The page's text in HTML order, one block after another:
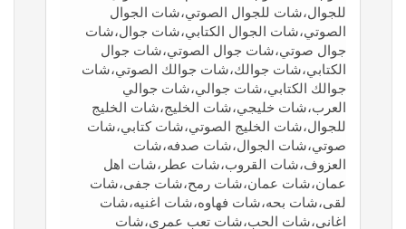
للجوال،شات للجوال الصوتي،شات الجوال
الصوتي،شات الجوال الكتابي،شات جوال،شات
جوال صوتي،شات جوال الصوتي،شات جوال
الكتابي،شات جوالك،شات جوالك الصوتي،شات
جوالك الكتابي،شات جوالي،شات جوالي
العرب،شات خليجي،شات الخليج،شات الخليج
للجوال،شات الخليج الصوتي،شات كتابي،شات
صوتي،شات الجوال،شات صدفه،شات
العزوف،شات القروب،شات عطر،شات اهل
عمان،شات عمان،شات رمح،شات جفى،شات
لقى،شات بحه،شات فهاوه،شات اغنيه،شات
اغاني،شات الحب،شات تعب عمري،شات